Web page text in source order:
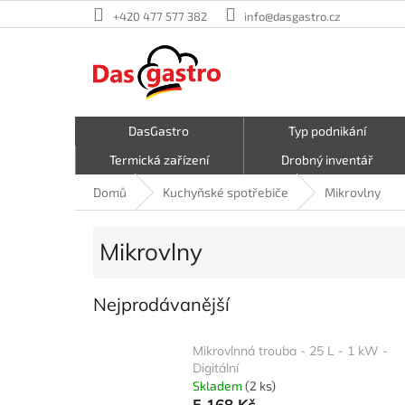
na
+420 477 577 382 info@dasgastro.cz
DasGastro Typ podnikání
Termická zařízení
Drobný inventář
Malé kuchyňské spotřebiče
Kavárna a zmrzlina
Domů Kuchyňské spotřebiče Mikrovlny
Mikrovlny
Nejprodávanější
Mikrovlnná trouba - 25 L - 1 kW -
Digitální
Skladem(2 ks)